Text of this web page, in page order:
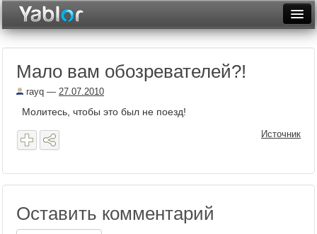
Неделя
Фототоп
Видеотоп
Мало вам обозревателей?!
rayq — 27.07.2010
Молитесь, чтобы это был не поезд!
Источник
Оставить комментарий